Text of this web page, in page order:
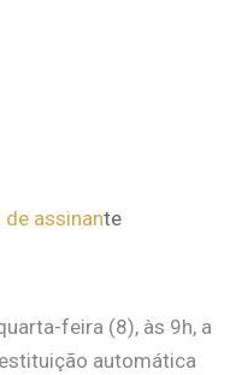
de assinante
feira (8), às 9h, a
automática